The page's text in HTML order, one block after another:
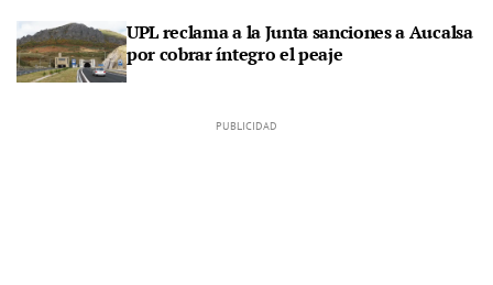
UPL reclama a la Junta sanciones a Aucalsa
por cobrar íntegro el peaje